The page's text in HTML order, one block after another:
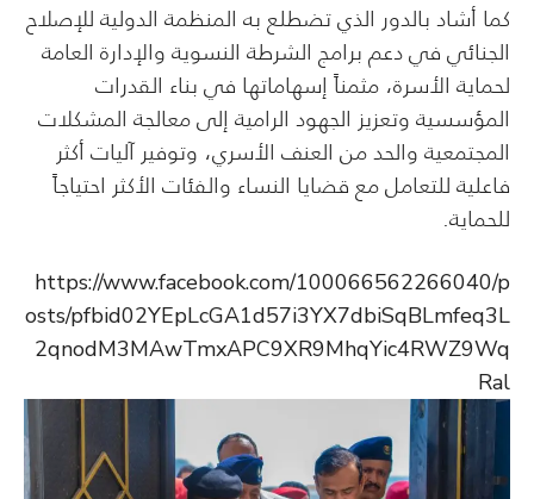
كما أشاد بالدور الذي تضطلع به المنظمة الدولية للإصلاح
الجنائي في دعم برامج الشرطة النسوية والإدارة العامة
لحماية الأسرة، مثمناً إسهاماتها في بناء القدرات
المؤسسية وتعزيز الجهود الرامية إلى معالجة المشكلات
المجتمعية والحد من العنف الأسري، وتوفير آليات أكثر
فاعلية للتعامل مع قضايا النساء والفئات الأكثر احتياجاً
للحماية.
https://www.facebook.com/100066562266040/p
osts/pfbid02YEpLcGA1d57i3YX7dbiSqBLmfeq3L
2qnodM3MAwTmxAPC9XR9MhqYic4RWZ9Wq
Ral